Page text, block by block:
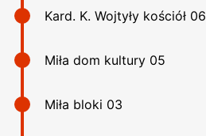
Kard. K. Wojtyły kościół 06
Miła dom kultury 05
Miła bloki 03